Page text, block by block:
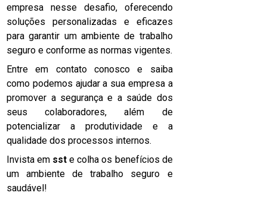
empresa nesse desafio, oferecendo
soluções personalizadas e eficazes
para garantir um ambiente de trabalho
seguro e conforme as normas vigentes.
Entre em contato conosco e saiba
como podemos ajudar a sua empresa a
promover a segurança e a saúde dos
seus colaboradores, além de
potencializar a produtividade e a
qualidade dos processos internos.
Invista em sst e colha os benefícios de
um ambiente de trabalho seguro e
saudável!